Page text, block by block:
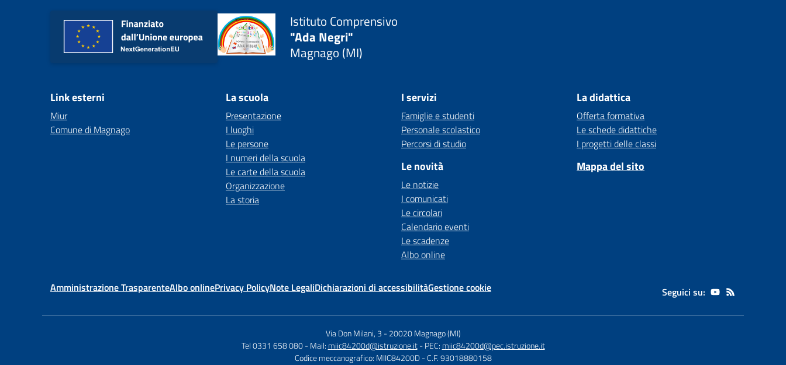
Istituto Comprensivo
"Ada Negri"
Magnago (MI)
Link esterni
Miur
Comune di Magnago
La scuola
Presentazione
I luoghi
Le persone
I numeri della scuola
Le carte della scuola
Organizzazione
La storia
I servizi
Famiglie e studenti
Personale scolastico
Percorsi di studio
Le novità
Le notizie
I comunicati
Le circolari
Calendario eventi
Le scadenze
Albo online
La didattica
Offerta formativa
Le schede didattiche
I progetti delle classi
Mappa del sito
Amministrazione TrasparenteAlbo onlinePrivacy PolicyNote LegaliDichiarazioni di accessibilitàGestione cookie Seguici su:
Via Don Milani, 3 -20020 Magnago (MI)
Tel 0331 658 080 - Mail: miic84200d@istruzione.it - PEC: miic84200d@pec.istruzione.it
Codice meccanografico: MIIC84200D - C.F. 93018880158